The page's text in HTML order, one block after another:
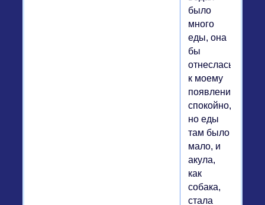
было
много
еды, она
бы
отнеслась
к моему
появлению
спокойно,
но еды
там было
мало, и
акула,
как
собака,
стала